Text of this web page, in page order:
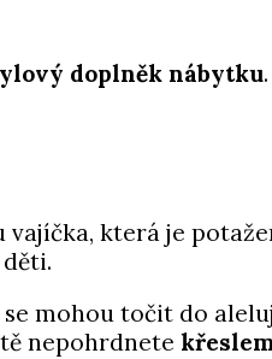
doplněk nábytku
která je
mohou točit do
nepohrdnete